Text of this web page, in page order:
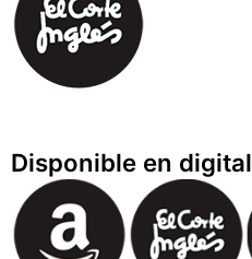
Disponible en digital